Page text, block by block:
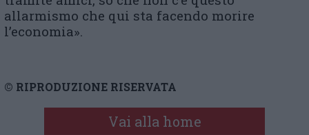
allarmismo che qui sta facendo morire
l’economia».
© RIPRODUZIONE RISERVATA
Vai alla home